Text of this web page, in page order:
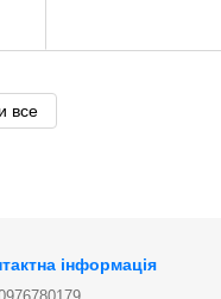
все
інформація